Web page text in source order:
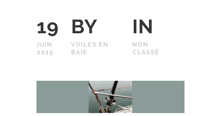
19
JUIN
2015
BY
VOILES EN
BAIE
IN
NON
CLASSÉ